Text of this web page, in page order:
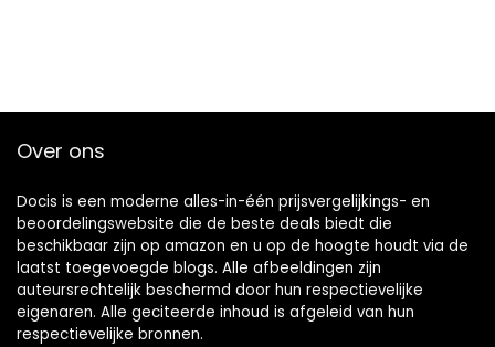
Over ons
Docis is een moderne alles-in-één prijsvergelijkings- en
beoordelingswebsite die de beste deals biedt die
beschikbaar zijn op amazon en u op de hoogte houdt via de
laatst toegevoegde blogs. Alle afbeeldingen zijn
auteursrechtelijk beschermd door hun respectievelijke
eigenaren. Alle geciteerde inhoud is afgeleid van hun
respectievelijke bronnen.